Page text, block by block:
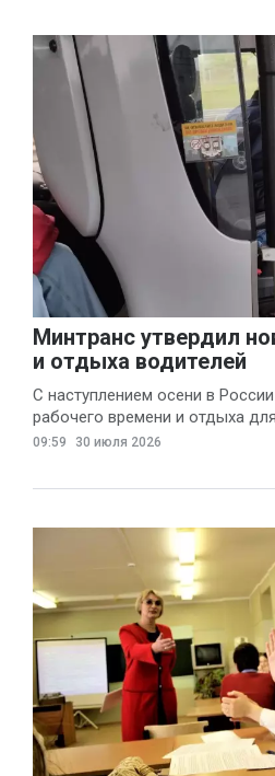
Минтранс утвердил
и отдыха водителей
С наступлением осени в
рабочего времени и отдыха
09:59 30 июля 2026